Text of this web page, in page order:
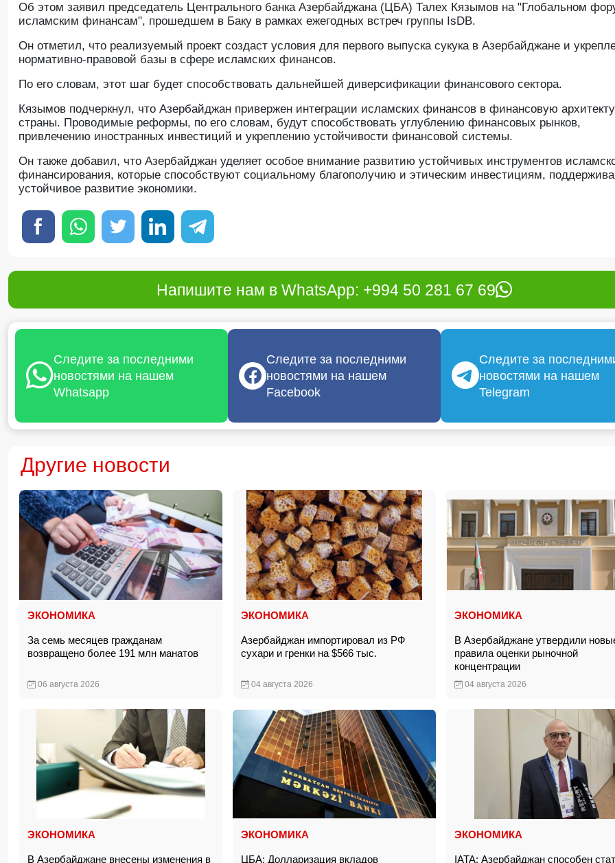
Oб этом заявил председатель Центрального банка Азербайджана (ЦБА) Талех Кязымов на "Глобальном
исламским финансам", прошедшем в Баку в рамках ежегодных встреч группы IsDB.
Он отметил, что реализуемый проект создаст условия для первого выпуска сукука в Азербайджане и
нормативно-правовой базы в сфере исламских финансов.
По его словам, этот шаг будет способствовать дальнейшей диверсификации финансового сектора.
Кязымов подчеркнул, что Азербайджан привержен интеграции исламских финансов в финансовую
страны. Проводимые реформы, по его словам, будут способствовать углублению финансовых рынков,
привлечению иностранных инвестиций и укреплению устойчивости финансовой системы.
Он также добавил, что Азербайджан уделяет особое внимание развитию устойчивых инструментов
финансирования, которые способствуют социальному благополучию и этическим инвестициям,
устойчивое развитие экономики.
Напишите нам в WhatsApp: +994 50 281 67 69
Следите за последними
новостями на нашем
Whatsapp
Следите за последними
новостями на нашем
Facebook
Следите за
новостями на нашем
Telegram
Другие новости
ЭКОНОМИКА
За семь месяцев гражданам
возвращено более 191 млн манатов
06 августа 2026
ЭКОНОМИКА
Азербайджан импортировал из РФ
сухари и гренки на $566 тыс.
04 августа 2026
ЭКОНОМИКА
В Азербайджане утвердили
правила оценки рыночной
концентрации
04 августа 2026
ЭКОНОМИКА
В Азербайджане внесены изменения в
ЭКОНОМИКА
ЦБА: Долларизация вкладов
ЭКОНОМИКА
IATA: Азербайджан способен